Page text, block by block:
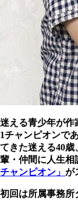
迷える青少年が
1チャンピオンで
てきた迷える40
輩・仲間に人生相
チャンピオン」 が
初回は所属事務所